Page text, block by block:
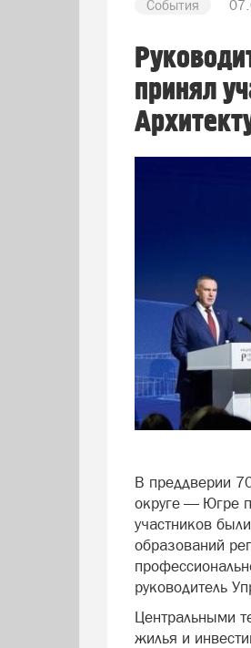
События
принял
В преддверии
округе — Югре
участников
образований
руководитель
Центральными
жилья и